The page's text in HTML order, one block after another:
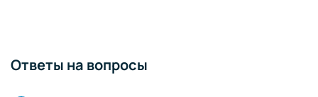
Ответы на вопросы